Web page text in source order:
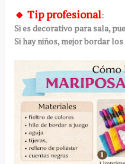
🔸 Tip profesional:
Si es decorativo para sala,
Si hay niños, mejor bordar